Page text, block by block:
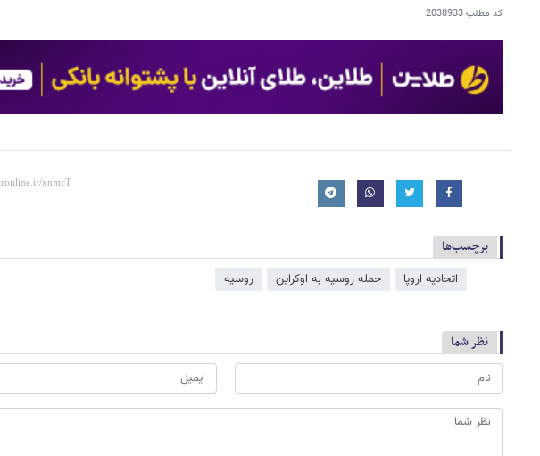
کد مطلب2038933
برچسب‌ها
اتحادیه اروپا حمله روسیه به اوکراین روسیه
نظر شما